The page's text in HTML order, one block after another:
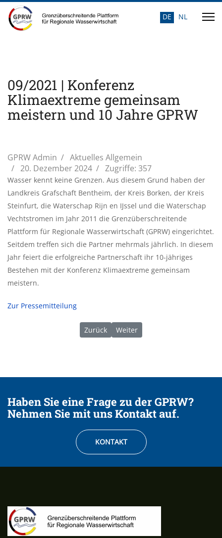
Sprache
DE NL
09/2021 | Konferenz
Klimaextreme gemeinsam
meistern und 10 Jahre GPRW
GPRW Admin
Aktuelles Allgemein
20. Dezember 2024
Zugriffe: 357
Wasser kennt keine Grenzen. Aus diesem Grund haben der
Landkreis Grafschaft Bentheim, der Kreis Borken, der Kreis
Steinfurt, die Waterschap Rijn en IJssel und die Waterschap
Vechtstromen im Jahr 2011 die Grenzüberschreitende
Plattform für Regionale Wasserwirtschaft (GPRW) eingerichtet.
Seitdem treffen sich die Partner mehrmals jährlich. In diesem
Jahr feiert die erfolgreiche Partnerschaft ihr 10-jähriges
Bestehen mit der Konferenz Klimaextreme gemeinsam
meistern.
Zur Pressemitteilung
Vorheriger Beitrag: 01/2022 | Der
Zurück Nächster Beitrag: 01/2023 |
Weiter
Haben Sie eine Frage zu der GPRW?
Nehmen Sie mit uns Kontakt auf.
KONTAKT